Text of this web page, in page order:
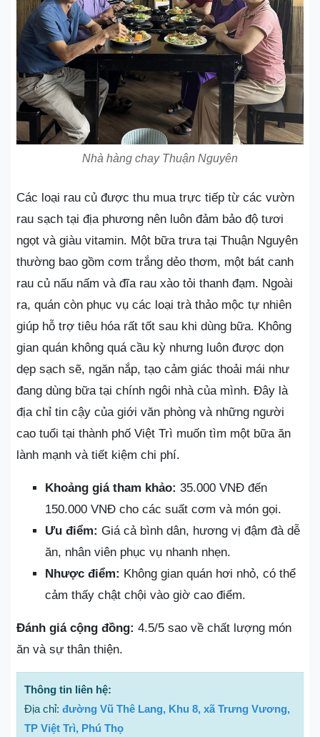
Nhà hàng chay Thuận Nguyên
Các loại rau củ được thu mua trực tiếp từ các vườn
rau sạch tại địa phương nên luôn đảm bảo độ tươi
ngọt và giàu vitamin. Một bữa trưa tại Thuận Nguyên
thường bao gồm cơm trắng dẻo thơm, một bát canh
rau củ nấu nấm và đĩa rau xào tỏi thanh đạm. Ngoài
ra, quán còn phục vụ các loại trà thảo mộc tự nhiên
giúp hỗ trợ tiêu hóa rất tốt sau khi dùng bữa. Không
gian quán không quá cầu kỳ nhưng luôn được dọn
dẹp sạch sẽ, ngăn nắp, tạo cảm giác thoải mái như
đang dùng bữa tại chính ngôi nhà của mình. Đây là
địa chỉ tin cậy của giới văn phòng và những người
cao tuổi tại thành phố Việt Trì muốn tìm một bữa ăn
lành mạnh và tiết kiệm chi phí.
Khoảng giá tham khảo: 35.000 VNĐ đến
150.000 VNĐ cho các suất cơm và món gọi.
Ưu điểm: Giá cả bình dân, hương vị đậm đà dễ
ăn, nhân viên phục vụ nhanh nhẹn.
Nhược điểm: Không gian quán hơi nhỏ, có thể
cảm thấy chật chội vào giờ cao điểm.
Đánh giá cộng đồng: 4.5/5 sao về chất lượng món
ăn và sự thân thiện.
Thông tin liên hệ:
Địa chỉ: đường Vũ Thê Lang, Khu 8, xã Trưng Vương,
TP Việt Trì, Phú Thọ